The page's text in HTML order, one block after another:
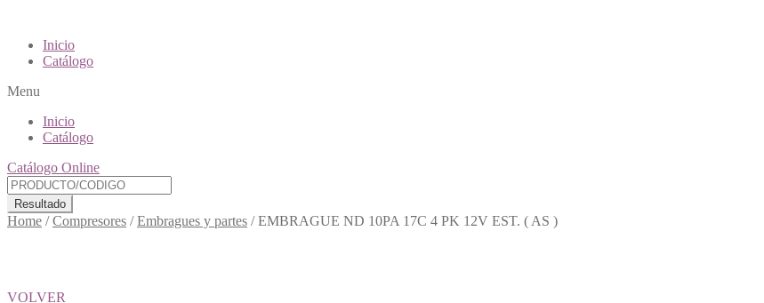
Inicio
Catálogo
Menu
Inicio
Catálogo
Catálogo Online
Resultado
Home /Compresores /Embragues y partes /EMBRAGUE ND 10PA 17C 4 PK 12V EST. ( AS )
VOLVER